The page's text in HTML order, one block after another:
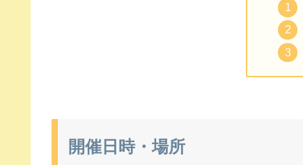
開催日時・場所